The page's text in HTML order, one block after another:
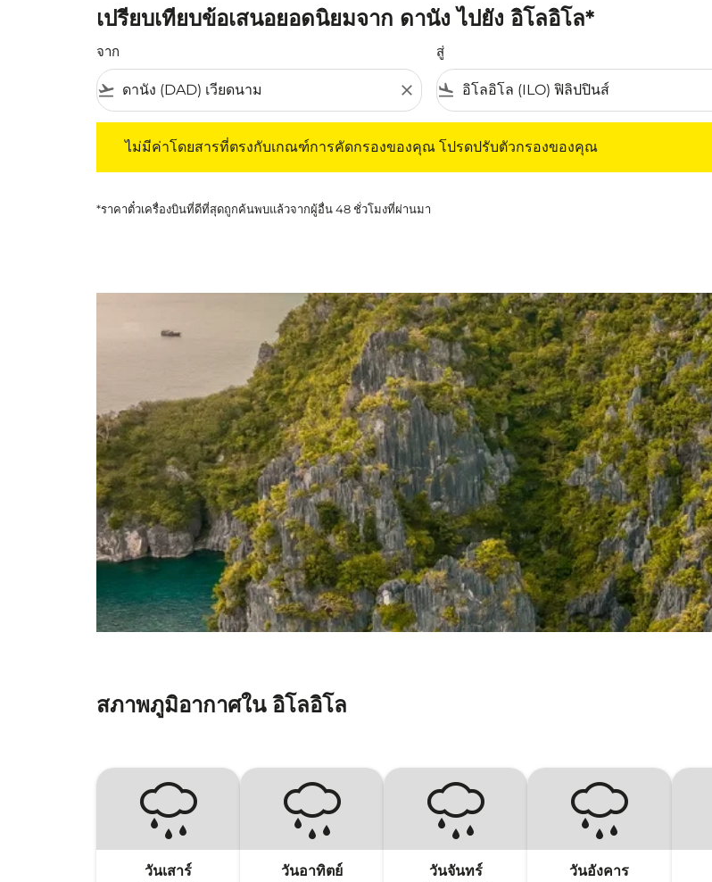
เปรียบเทียบข้อเสนอยอดนิยมจาก ดานัง ไปยัง อิโลอิโล*
จาก
flight_takeoff close
สู่
flight_land
ไม่มีค่าโดยสารที่ตรงกับเกณฑ์การคัดกรองของคุณ โปรดปรับตัวกรองของคุณ
*ราคาตั๋วเครื่องบินที่ดีที่สุดถูกค้นพบแล้วจากผู้อื่น 48 ชั่วโมงที่ผ่านมา
สภาพภูมิอากาศใน อิโลอิโล
วันเสาร์ วันอาทิตย์ วันจันทร์ วันอังคาร